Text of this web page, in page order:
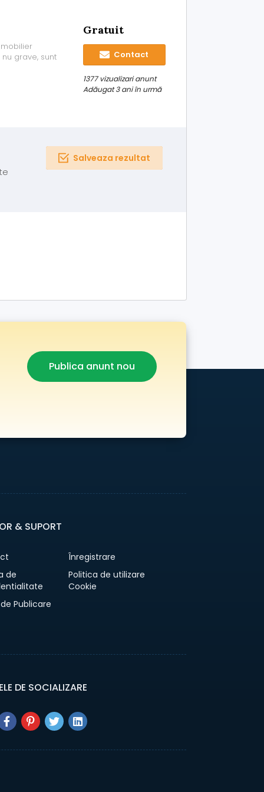
grave, sunt
Gratuit
Contact
1377 vizualizari anunt
Adăugat 3 ani în urmă
Salveaza rezultat
Publica anunt nou
& SUPORT
Înregistrare
de
Politica de utilizare
Cookie
Publicare
DE SOCIALIZARE